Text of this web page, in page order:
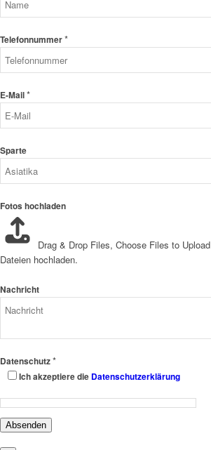
Telefonnummer*
E-Mail*
Sparte
Fotos hochladen
Drag & Drop Files, Choose Files to Upload
Dateien hochladen.
Nachricht
Datenschutz*
Ich akzeptiere die Datenschutzerklärung
Absenden